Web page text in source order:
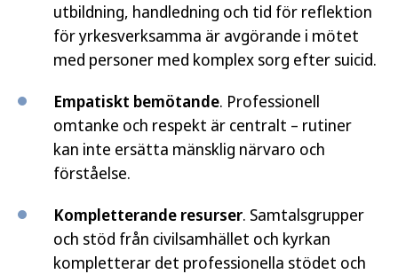
utbildning, handledning och tid för reflektion
för yrkesverksamma är avgörande i mötet
med personer med komplex sorg efter suicid.
Empatiskt bemötande. Professionell
omtanke och respekt är centralt – rutiner
kan inte ersätta mänsklig närvaro och
förståelse.
Kompletterande resurser. Samtalsgrupper
och stöd från civilsamhället och kyrkan
kompletterar det professionella stödet och